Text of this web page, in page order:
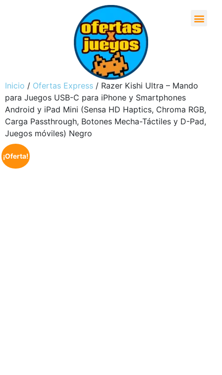
Inicio / Ofertas Express / Razer Kishi Ultra – Mando
para Juegos USB-C para iPhone y Smartphones
Android y iPad Mini (Sensa HD Haptics, Chroma RGB,
Carga Passthrough, Botones Mecha-Táctiles y D-Pad,
Juegos móviles) Negro
¡Oferta!